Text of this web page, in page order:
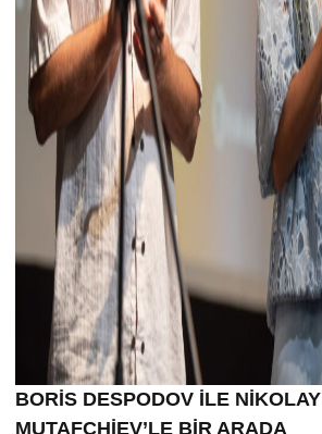
BORİS DESPODOV İLE NİKOLAY
MUTAFCHİEV’LE BİR ARADA